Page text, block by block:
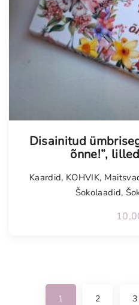
Disainitud
õnne!”,
Kaardid, KOHVIK,
Šokolaadid,
1 2 3